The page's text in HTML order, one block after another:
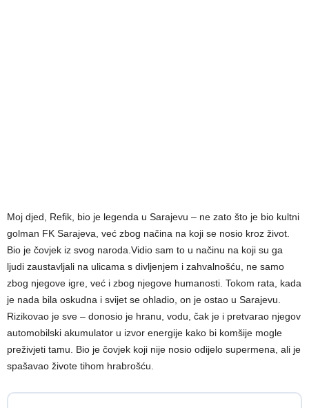
Moj djed, Refik, bio je legenda u Sarajevu – ne zato što je bio kultni
golman FK Sarajeva, već zbog načina na koji se nosio kroz život.
Bio je čovjek iz svog naroda.Vidio sam to u načinu na koji su ga
ljudi zaustavljali na ulicama s divljenjem i zahvalnošću, ne samo
zbog njegove igre, već i zbog njegove humanosti. Tokom rata, kada
je nada bila oskudna i svijet se ohladio, on je ostao u Sarajevu.
Rizikovao je sve – donosio je hranu, vodu, čak je i pretvarao njegov
automobilski akumulator u izvor energije kako bi komšije mogle
preživjeti tamu. Bio je čovjek koji nije nosio odijelo supermena, ali je
spašavao živote tihom hrabrošću.